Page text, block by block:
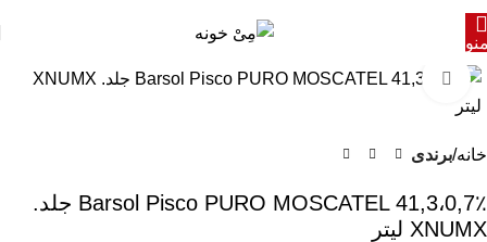
برای بزرگنمایی کلیک کنید
خانه برندی
Barsol Pisco PURO MOSCATEL 41,3،0,7٪ جلد.
XNUMX لیتر